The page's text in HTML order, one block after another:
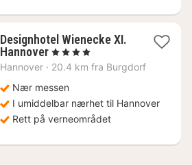
Designhotel Wienecke XI.
Hannover1
natt
1147
kr.
, 4 Stjerner
Hannover · 20.4 km fra Burgdorf
Nær messen
I umiddelbar nærhet til Hannover
Rett på verneområdet